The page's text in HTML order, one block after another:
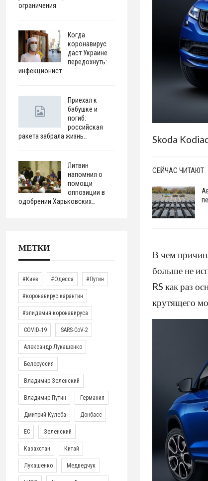
Skoda
СЕЙЧАС ЧИТАЮТ
В чем
больше не
RS как раз
крутящего
ограничения
Когда
коронавирус
даст Украине
передохнуть:
инфекционист…
Приехал к
бабушке и
погиб:
российская
ракета забрала жизнь…
Литвин
напомнил о
помощи
оппозиции в
одобрении Харьковских…
МЕТКИ
#Киев #Одесса #Путин
#коронавирус карантин
#эпидемия коронавируса
COVID-19 SARS-CoV-2
Александр Лукашенко
Белоруссия
Владимир Зеленский
Владимир Путин Германия
Дмитрий Кулеба Донбасс
ЕС Зеленский
Казахстан Китай
Лукашенко Медведчук